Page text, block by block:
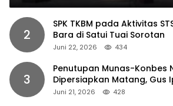
2
SPK TKBM pada Aktivitas
Bara di Satui Tuai Sorotan
Juni 22, 2026 434
3
Penutupan Munas-Konbes
Dipersiapkan Matang, Gus
Juni 21, 2026 428